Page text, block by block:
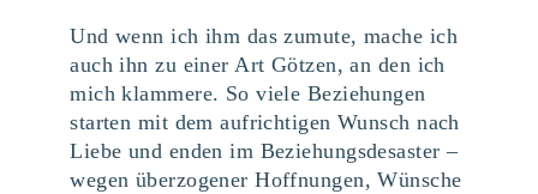
Und wenn ich ihm das zumute, mache ich
auch ihn zu einer Art Götzen, an den ich
mich klammere. So viele Beziehungen
starten mit dem aufrichtigen Wunsch nach
Liebe und enden im Beziehungsdesaster –
wegen überzogener Hoffnungen, Wünsche